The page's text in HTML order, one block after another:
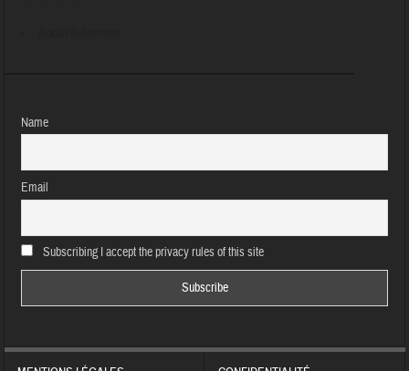
Name
Email
Subscribing I accept the privacy rules of this site